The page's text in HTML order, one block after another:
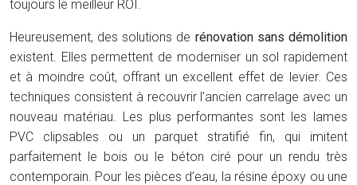
toujours le meilleur ROI.
Heureusement, des solutions de rénovation sans démolition
existent. Elles permettent de moderniser un sol rapidement
et à moindre coût, offrant un excellent effet de levier. Ces
techniques consistent à recouvrir l’ancien carrelage avec un
nouveau matériau. Les plus performantes sont les lames
PVC clipsables ou un parquet stratifié fin, qui imitent
parfaitement le bois ou le béton ciré pour un rendu très
contemporain. Pour les pièces d’eau, la résine époxy ou une